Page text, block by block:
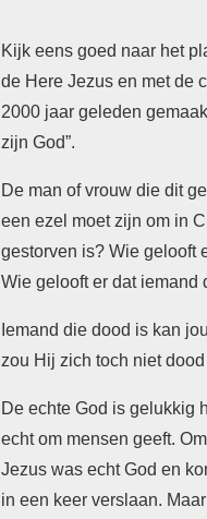
Kijk eens goed naar het
de Here Jezus en met de
2000 jaar geleden
zijn God”.
De man of vrouw die dit
een ezel moet zijn om in
gestorven is? Wie gelooft
Wie gelooft er dat iemand
Iemand die dood is kan
zou Hij zich toch niet
De echte God is gelukkig
echt om mensen geeft.
Jezus was echt God en
in een keer verslaan.